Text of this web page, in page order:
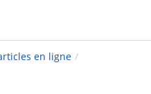
en ligne /